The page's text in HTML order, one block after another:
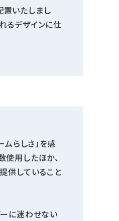
置いたしまし
るデザインに仕
ムらしさ」を感
使用したほか、
供していること
に迷わせない